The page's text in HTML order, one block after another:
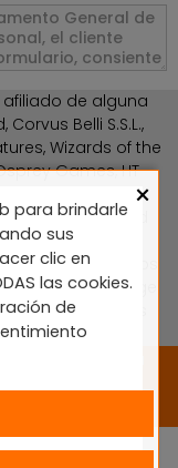
de alguna
Belli S.S.L.,
Wizards of the
Games, HT
Ninth Age, World
NZ Ltd, DC
y Diseños
NECA LLC, Edge
Flight Games
Ltd.
equipo Imedia
×
para brindarle
sus
clic en
las cookies.
de